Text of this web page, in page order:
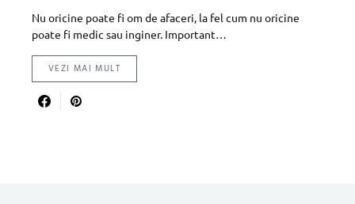
Nu oricine poate fi om de afaceri, la fel cum nu oricine
poate fi medic sau inginer. Important…
VEZI MAI MULT